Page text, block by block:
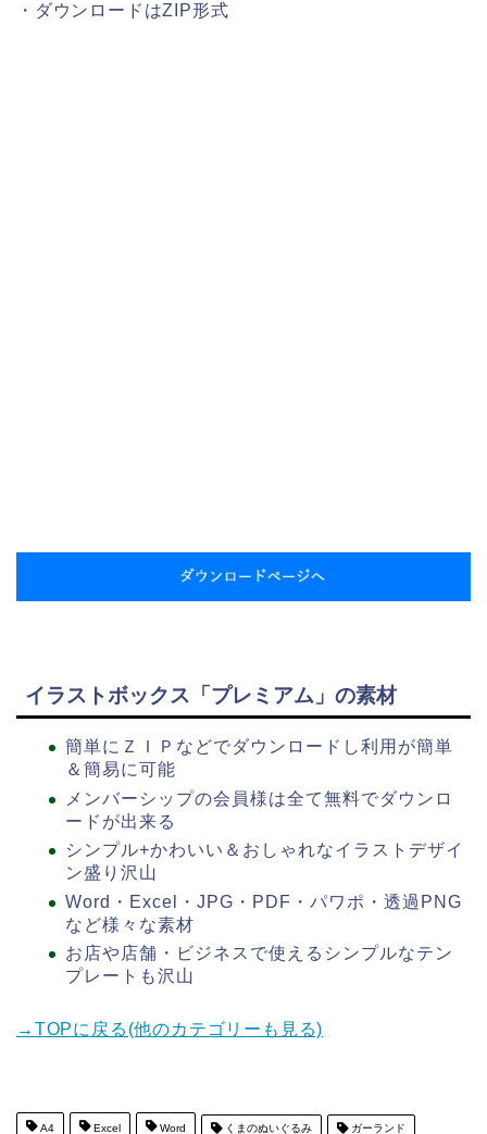
・ダウンロードはZIP形式
イラストボックス「プレミアム」の素材
簡単にＺＩＰなどでダウンロードし利用が簡単
＆簡易に可能
メンバーシップの会員様は全て無料でダウンロ
ードが出来る
シンプル+かわいい＆おしゃれなイラストデザイ
ン盛り沢山
Word・Excel・JPG・PDF・パワポ・透過PNG
など様々な素材
お店や店舗・ビジネスで使えるシンプルなテン
プレートも沢山
→TOPに戻る(他のカテゴリーも見る)
A4 Excel Word くまのぬいぐるみ ガーランド